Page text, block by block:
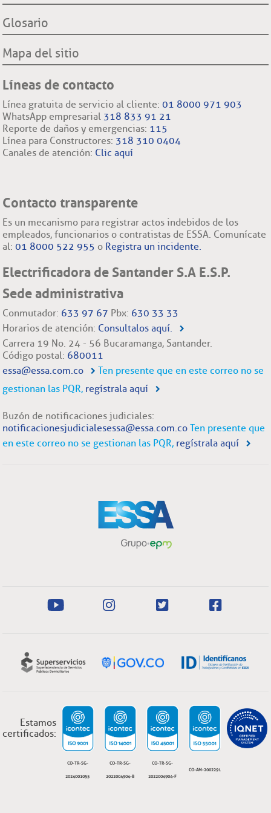
Glosario
Mapa del sitio
Líneas de contacto
Línea gratuita de servicio al cliente:01 8000 971 903
WhatsApp empresarial 318 833 91 21
Reporte de daños y emergencias: 115
Línea para Constructores: 318 310 0404
Canales de atención: Clic aquí
Contacto transparente
Es un mecanismo para registrar actos indebidos de los
empleados, funcionarios o contratistas de ESSA. Comunícate
al:01 8000 522 955 o Registra un incidente.
Electrificadora de Santander S.A E.S.P.
Sede administrativa
Conmutador: 633 97 67 Pbx: 630 33 33
Horarios de atención: Consultalos aquí.
Carrera 19 No. 24 - 56 Bucaramanga, Santander.
Código postal: 680011
essa@essa.com.co
Ten presente que en este correo no se
gestionan las PQR, regístrala aquí
Buzón de notificaciones judiciales:
notificacionesjudicialesessa@essa.com.co Ten presente que
en este correo no se gestionan las PQR, regístrala aquí
Estamos
certificados:
CO-TR-SG-
2024001055
CO-TR-SG-
2022004904-B
CO-TR-SG-
2022004904-F
CO-AM-2002291